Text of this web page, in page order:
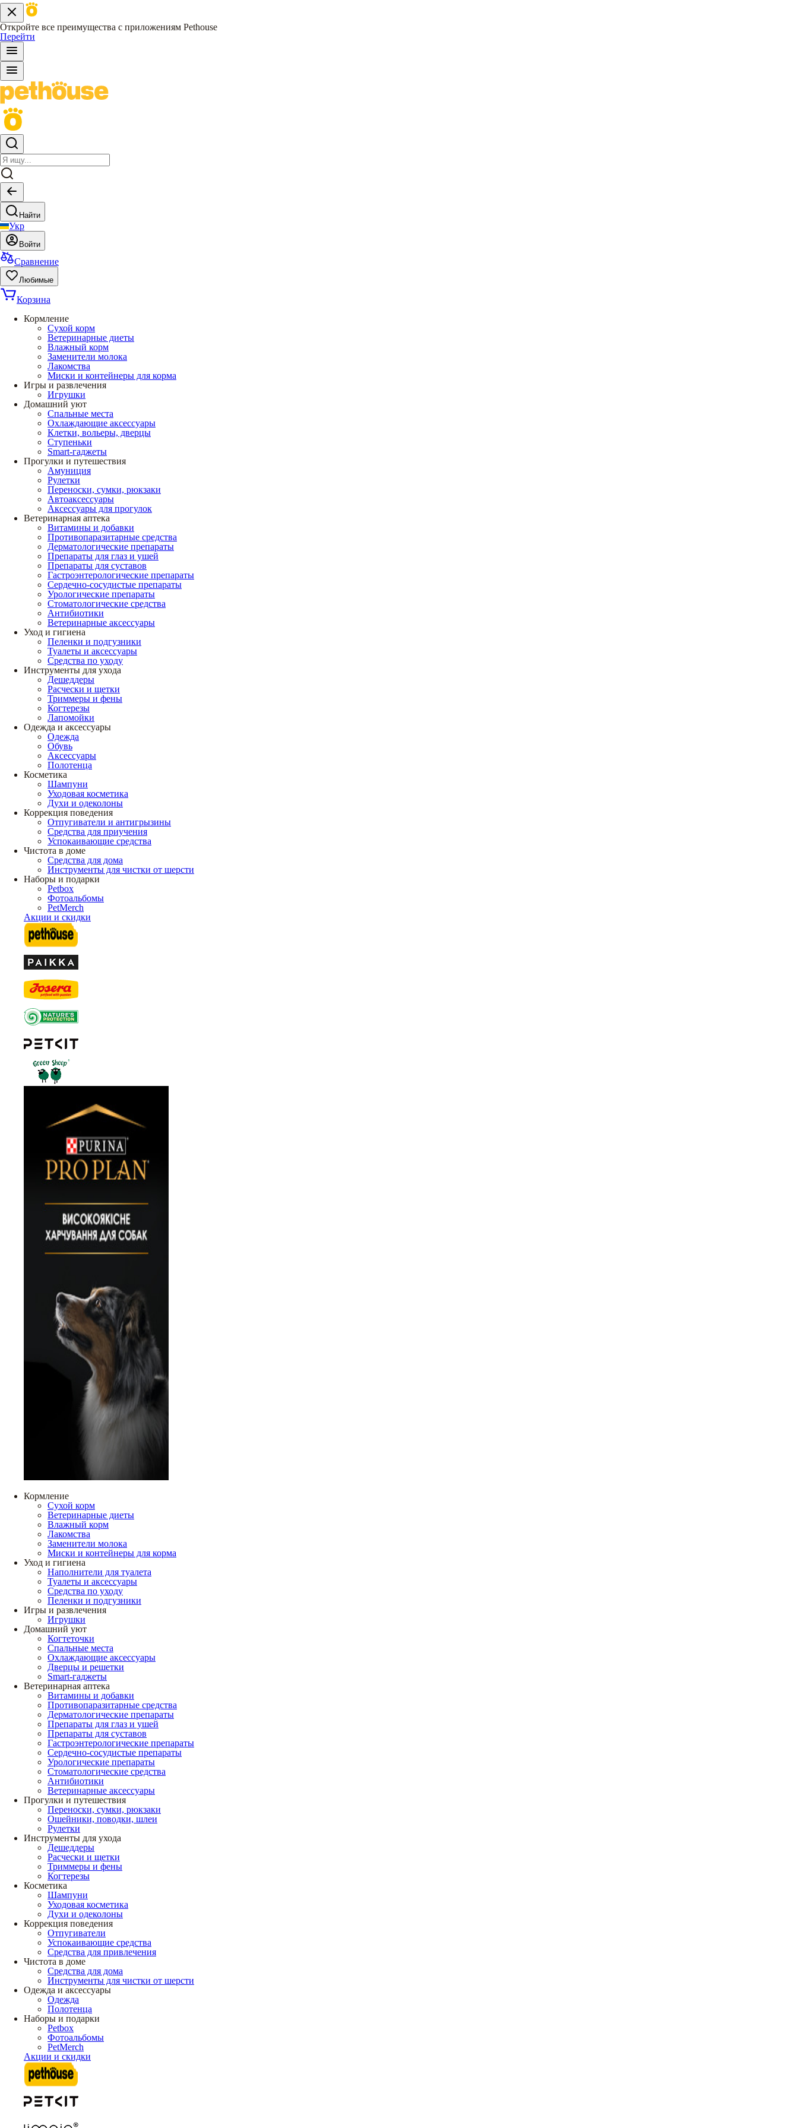
Откройте все преимущества с приложениям Pethouse
Перейти
Найти
Укр
Войти
Сравнение
Любимые
Корзина
Кормление
Сухой корм
Ветеринарные диеты
Влажный корм
Заменители молока
Лакомства
Миски и контейнеры для корма
Игры и развлечения
Игрушки
Домашний уют
Спальные места
Охлаждающие аксессуары
Клетки, вольеры, дверцы
Ступеньки
Smart-гаджеты
Прогулки и путешествия
Амуниция
Рулетки
Переноски, сумки, рюкзаки
Автоаксессуары
Аксессуары для прогулок
Ветеринарная аптека
Витамины и добавки
Противопаразитарные средства
Дерматологические препараты
Препараты для глаз и ушей
Препараты для суставов
Гастроэнтерологические препараты
Сердечно-сосудистые препараты
Урологические препараты
Стоматологические средства
Антибиотики
Ветеринарные аксессуары
Уход и гигиена
Пеленки и подгузники
Туалеты и аксессуары
Средства по уходу
Инструменты для ухода
Дешеддеры
Расчески и щетки
Триммеры и фены
Когтерезы
Лапомойки
Одежда и аксессуары
Одежда
Обувь
Аксессуары
Полотенца
Косметика
Шампуни
Уходовая косметика
Духи и одеколоны
Коррекция поведения
Отпугиватели и антигрызины
Средства для приучения
Успокаивающие средства
Чистота в доме
Средства для дома
Инструменты для чистки от шерсти
Наборы и подарки
Petbox
Фотоальбомы
PetMerch
Акции и скидки
Кормление
Сухой корм
Ветеринарные диеты
Влажный корм
Лакомства
Заменители молока
Миски и контейнеры для корма
Уход и гигиена
Наполнители для туалета
Туалеты и аксессуары
Средства по уходу
Пеленки и подгузники
Игры и развлечения
Игрушки
Домашний уют
Когтеточки
Спальные места
Охлаждающие аксессуары
Дверцы и решетки
Smart-гаджеты
Ветеринарная аптека
Витамины и добавки
Противопаразитарные средства
Дерматологические препараты
Препараты для глаз и ушей
Препараты для суставов
Гастроэнтерологические препараты
Сердечно-сосудистые препараты
Урологические препараты
Стоматологические средства
Антибиотики
Ветеринарные аксессуары
Прогулки и путешествия
Переноски, сумки, рюкзаки
Ошейники, поводки, шлеи
Рулетки
Инструменты для ухода
Дешеддеры
Расчески и щетки
Триммеры и фены
Когтерезы
Косметика
Шампуни
Уходовая косметика
Духи и одеколоны
Коррекция поведения
Отпугиватели
Успокаивающие средства
Средства для привлечения
Чистота в доме
Средства для дома
Инструменты для чистки от шерсти
Одежда и аксессуары
Одежда
Полотенца
Наборы и подарки
Petbox
Фотоальбомы
PetMerch
Акции и скидки